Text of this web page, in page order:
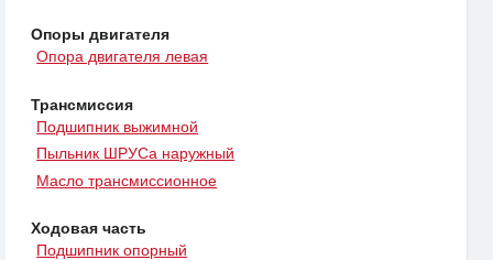
Опоры двигателя
Опора двигателя левая
Трансмиссия
Подшипник выжимной
Пыльник ШРУСа наружный
Масло трансмиссионное
Ходовая часть
Подшипник опорный